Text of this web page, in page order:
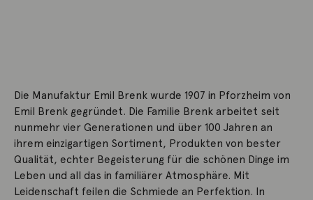
Die Manufaktur Emil Brenk wurde 1907 in Pforzheim von
Emil Brenk gegründet. Die Familie Brenk arbeitet seit
nunmehr vier Generationen und über 100 Jahren an
ihrem einzigartigen Sortiment, Produkten von bester
Qualität, echter Begeisterung für die schönen Dinge im
Leben und all das in familiärer Atmosphäre. Mit
Leidenschaft feilen die Schmiede an Perfektion. In